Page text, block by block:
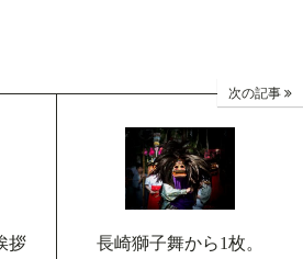
拶
次の記事
長崎獅子舞から1枚。